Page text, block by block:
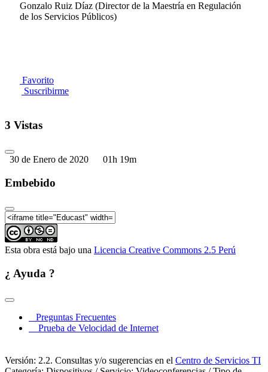
Gonzalo Ruiz Díaz (Director de la Maestría en Regulación
de los Servicios Públicos)
Favorito
Suscribirme
3 Vistas
30 de Enero de 2020 01h 19m
Embebido
Esta obra está bajo una Licencia Creative Commons 2.5 Perú
¿ Ayuda ?
Preguntas Frecuentes
Prueba de Velocidad de Internet
Versión: 2.2. Consultas y/o sugerencias en el Centro de Servicios TI